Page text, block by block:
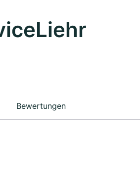
Bewertungen